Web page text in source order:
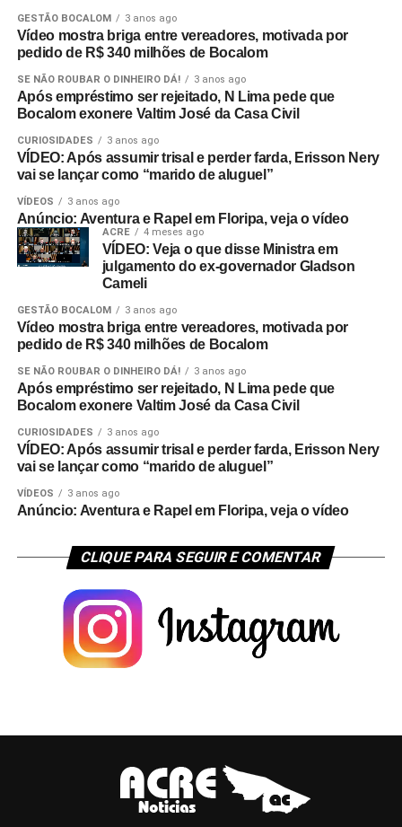
GESTÃO BOCALOM 3 anos ago
Vídeo mostra briga entre vereadores, motivada por
pedido de R$ 340 milhões de Bocalom
SE NÃO ROUBAR O DINHEIRO DÁ! 3 anos ago
Após empréstimo ser rejeitado, N Lima pede que
Bocalom exonere Valtim José da Casa Civil
CURIOSIDADES 3 anos ago
VÍDEO: Após assumir trisal e perder farda, Erisson Nery
vai se lançar como “marido de aluguel”
VÍDEOS 3 anos ago
Anúncio: Aventura e Rapel em Floripa, veja o vídeo
ACRE 4 meses ago
VÍDEO: Veja o que disse Ministra em
julgamento do ex-governador Gladson
Cameli
GESTÃO BOCALOM 3 anos ago
Vídeo mostra briga entre vereadores, motivada por
pedido de R$ 340 milhões de Bocalom
SE NÃO ROUBAR O DINHEIRO DÁ! 3 anos ago
Após empréstimo ser rejeitado, N Lima pede que
Bocalom exonere Valtim José da Casa Civil
CURIOSIDADES 3 anos ago
VÍDEO: Após assumir trisal e perder farda, Erisson Nery
vai se lançar como “marido de aluguel”
VÍDEOS 3 anos ago
Anúncio: Aventura e Rapel em Floripa, veja o vídeo
CLIQUE PARA SEGUIR E COMENTAR